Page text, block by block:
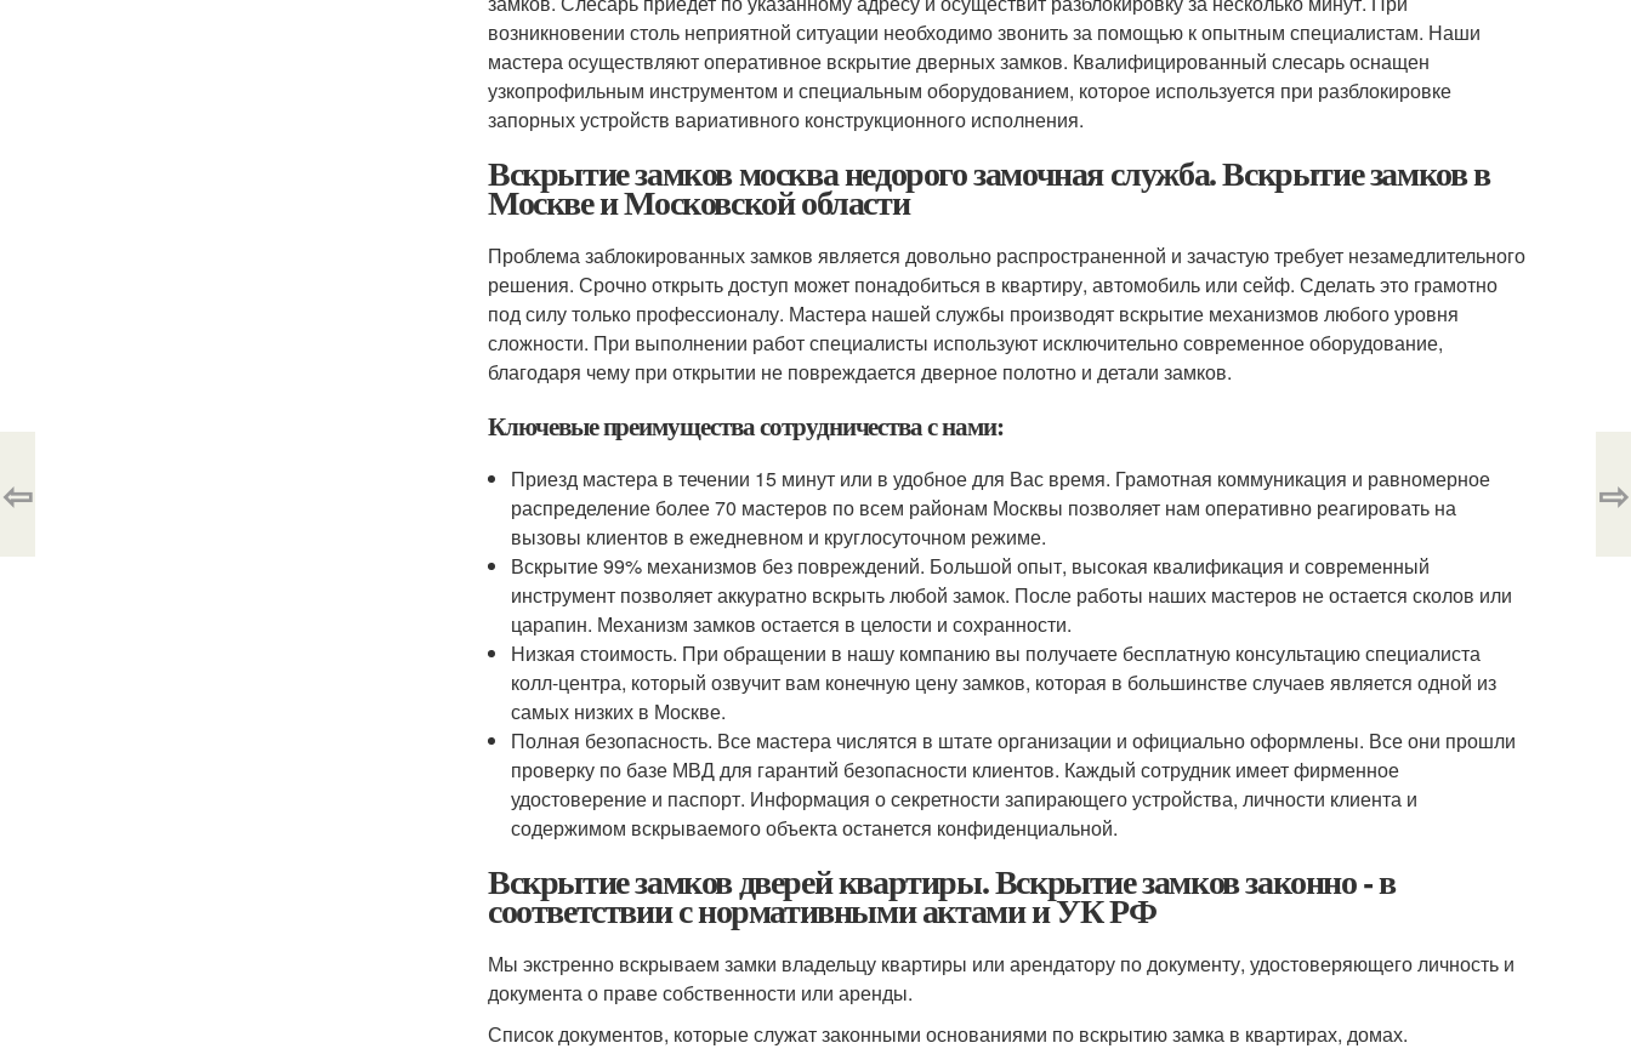
возникновении столь неприятной ситуации необходимо звонить за помощью к опытным специалистам. Наши
мастера осуществляют оперативное вскрытие дверных замков. Квалифицированный слесарь оснащен
узкопрофильным инструментом и специальным оборудованием, которое используется при разблокировке
запорных устройств вариативного конструкционного исполнения.
Вскрытие замков москва недорого замочная служба. Вскрытие замков в
Москве и Московской области
Проблема заблокированных замков является довольно распространенной и зачастую требует незамедлительного
решения. Срочно открыть доступ может понадобиться в квартиру, автомобиль или сейф. Сделать это грамотно
под силу только профессионалу. Мастера нашей службы производят вскрытие механизмов любого уровня
сложности. При выполнении работ специалисты используют исключительно современное оборудование,
благодаря чему при открытии не повреждается дверное полотно и детали замков.
Ключевые преимущества сотрудничества с нами:
Приезд мастера в течении 15 минут или в удобное для Вас время. Грамотная коммуникация и равномерное
распределение более 70 мастеров по всем районам Москвы позволяет нам оперативно реагировать на
вызовы клиентов в ежедневном и круглосуточном режиме.
Вскрытие 99% механизмов без повреждений. Большой опыт, высокая квалификация и современный
инструмент позволяет аккуратно вскрыть любой замок. После работы наших мастеров не остается сколов или
царапин. Механизм замков остается в целости и сохранности.
Низкая стоимость. При обращении в нашу компанию вы получаете бесплатную консультацию специалиста
колл-центра, который озвучит вам конечную цену замков, которая в большинстве случаев является одной из
самых низких в Москве.
Полная безопасность. Все мастера числятся в штате организации и официально оформлены. Все они прошли
проверку по базе МВД для гарантий безопасности клиентов. Каждый сотрудник имеет фирменное
удостоверение и паспорт. Информация о секретности запирающего устройства, личности клиента и
содержимом вскрываемого объекта останется конфиденциальной.
Вскрытие замков дверей квартиры. Вскрытие замков законно - в
соответствии с нормативными актами и УК РФ
Мы экстренно вскрываем замки владельцу квартиры или арендатору по документу, удостоверяющего личность и
документа о праве собственности или аренды.
Список документов, которые служат законными основаниями по вскрытию замка в квартирах, домах.
⇦ ⇨